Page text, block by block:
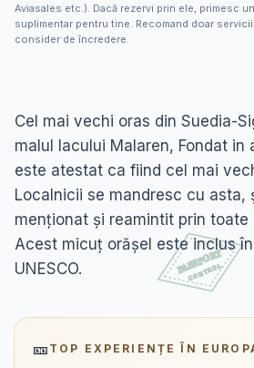
Aviasales etc.). Dacă rezervi prin ele, primesc
suplimentar pentru tine. Recomand doar
consider de încredere.
Cel mai vechi oras din Suedia-
malul lacului Malaren, Fondat in
este atestat ca fiind cel mai
Localnicii se mandresc cu asta,
menționat și reamintit prin
Acest micuț orășel este inclus
UNESCO.
🎫 TOP EXPERIENȚE ÎN